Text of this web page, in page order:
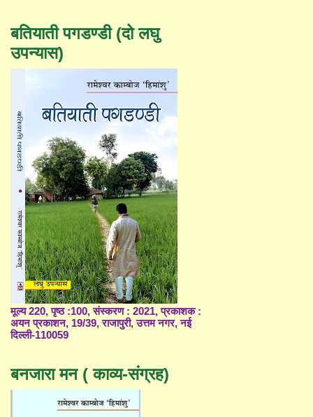
बतियाती पगडण्डी (दो लघु
उपन्यास)
मूल्य 220, पृष्ठ :100, संस्करण : 2021, प्रकाशक :
अयन प्रकाशन, 19/39, राजापुरी, उत्तम नगर, नई
दिल्ली-110059
बनजारा मन ( काव्य-संग्रह)